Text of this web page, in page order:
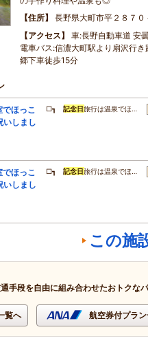
住所
長野県大町市平２８７０
アクセス
車:長野自動車道 安
電車バス:信濃大町駅より扇沢行
郷下車徒歩15分
でほっこ
しまし
□┓記念日旅行は温泉でほ…
でほっこ
しまし
□┓記念日旅行は温泉でほ…
この施
手段を自由に組み合わせたおトクな
覧へ 航空券付プラ